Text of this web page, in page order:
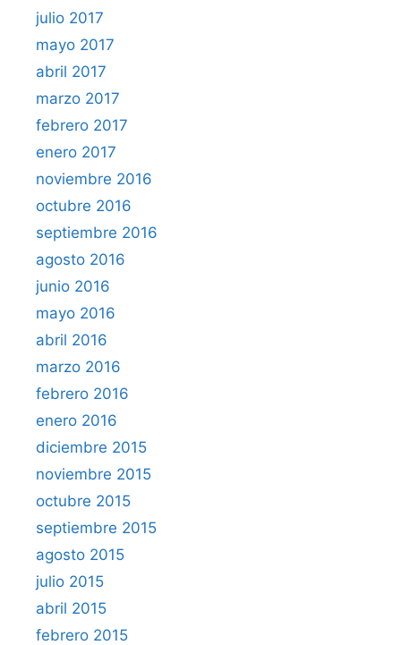
julio 2017
mayo 2017
abril 2017
marzo 2017
febrero 2017
enero 2017
noviembre 2016
octubre 2016
septiembre 2016
agosto 2016
junio 2016
mayo 2016
abril 2016
marzo 2016
febrero 2016
enero 2016
diciembre 2015
noviembre 2015
octubre 2015
septiembre 2015
agosto 2015
julio 2015
abril 2015
febrero 2015